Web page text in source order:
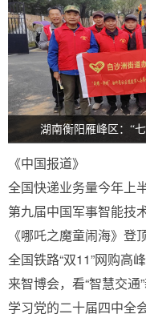
湖南衡阳雁峰区：“
《中国报道》
全国快递业务量今年上
第九届中国军事智能技
举办
《哪吒之魔童闹海》登
榜
全国铁路“双11”网购高
吨
来智博会，看“智慧交通
学习党的二十届四中全